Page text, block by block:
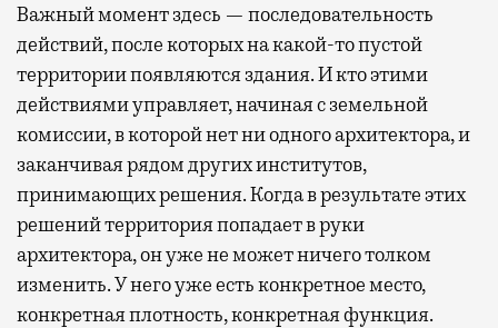
Важный момент здесь — последовательность
действий, после которых на какой-то пустой
территории появляются здания. И кто этими
действиями управляет, начиная с земельной
комиссии, в которой нет ни одного архитектора, и
заканчивая рядом других институтов,
принимающих решения. Когда в результате этих
решений территория попадает в руки
архитектора, он уже не может ничего толком
изменить. У него уже есть конкретное место,
конкретная плотность, конкретная функция.